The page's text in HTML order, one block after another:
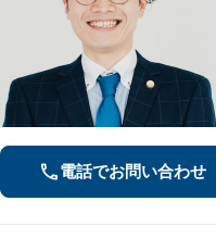
電話でお問い合わせ